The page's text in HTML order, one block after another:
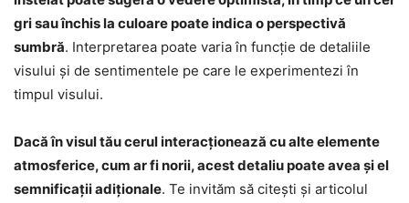
gri sau închis la culoare poate indica o perspectivă
sumbră. Interpretarea poate varia în funcție de detaliile
visului și de sentimentele pe care le experimentezi în
timpul visului.
Dacă în visul tău cerul interacționează cu alte elemente
atmosferice, cum ar fi norii, acest detaliu poate avea și el
semnificații adiționale. Te invităm să citești și articolul